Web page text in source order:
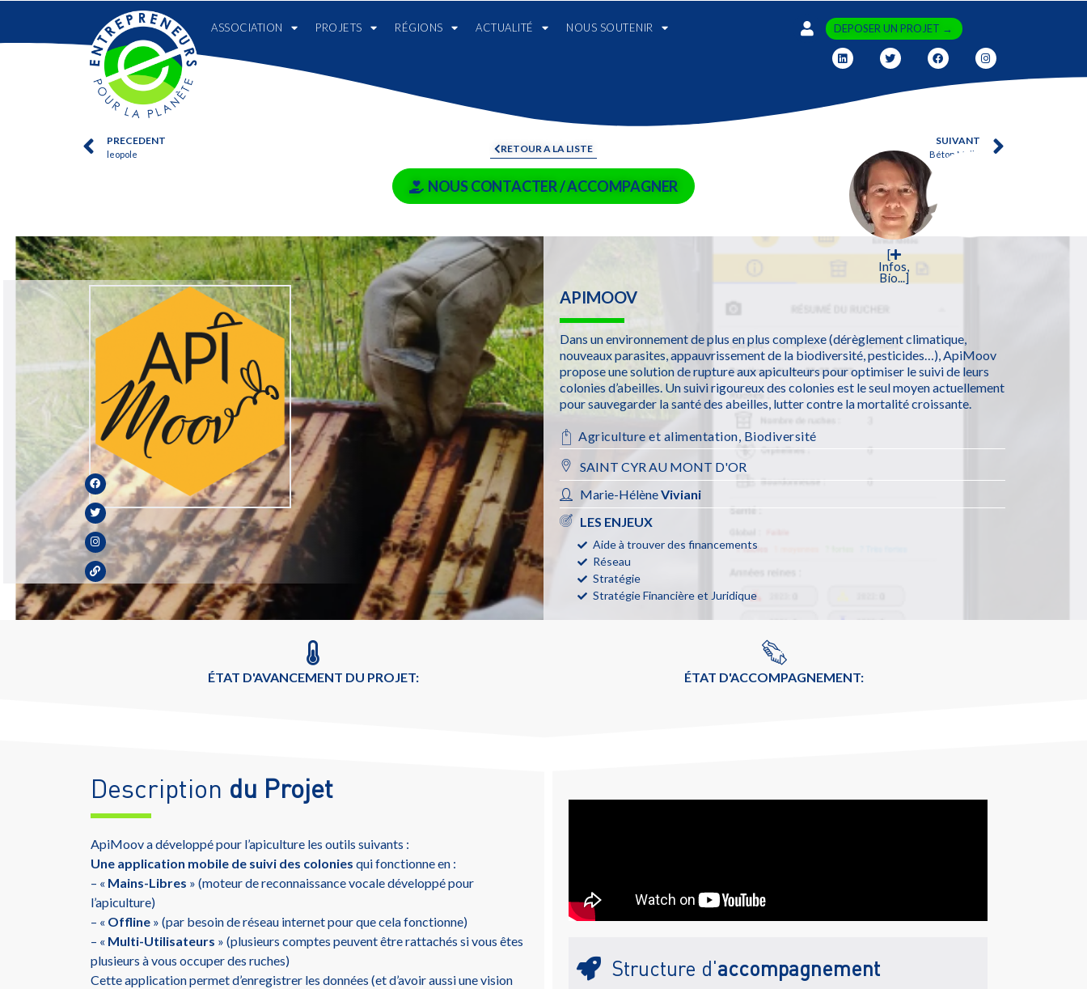
ASSOCIATION PROJETS RÉGIONS ACTUALITÉ NOUS SOUTENIR DEPOSER UN PROJET →
RETOUR A LA LISTE
PRECEDENT
leopole
SUIVANT
Béton Malin
NOUS CONTACTER / ACCOMPAGNER
[
Infos,
Bio...]
APIMOOV
Dans un environnement de plus en plus complexe (dérèglement climatique,
nouveaux parasites, appauvrissement de la biodiversité, pesticides…), ApiMoov
propose une solution de rupture aux apiculteurs pour optimiser le suivi de leurs
colonies d’abeilles. Un suivi rigoureux des colonies est le seul moyen actuellement
pour sauvegarder la santé des abeilles, lutter contre la mortalité croissante.
Agriculture et alimentation, Biodiversité
SAINT CYR AU MONT D'OR
Marie-HélèneViviani
LES ENJEUX
Aide à trouver des financements
Réseau
Stratégie
Stratégie Financière et Juridique
ÉTAT D'AVANCEMENT DU PROJET: ÉTAT D'ACCOMPAGNEMENT:
Description du Projet
ApiMoov a développé pour l’apiculture les outils suivants :
Une application mobile de suivi des colonies qui fonctionne en :
– « Mains-Libres » (moteur de reconnaissance vocale développé pour
l’apiculture)
– « Offline » (par besoin de réseau internet pour que cela fonctionne)
– « Multi-Utilisateurs » (plusieurs comptes peuvent être rattachés si vous êtes
plusieurs à vous occuper des ruches)
Cette application permet d’enregistrer les données (et d’avoir aussi une vision
Structure d'accompagnement